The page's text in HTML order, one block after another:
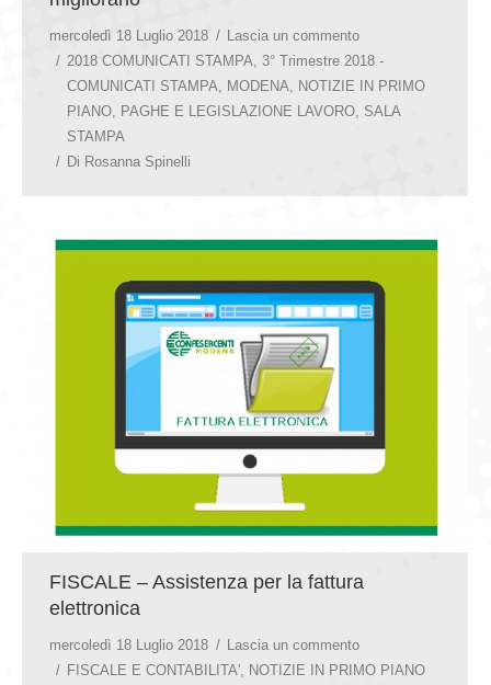
mercoledì 18 Luglio 2018
Lascia un commento
2018 COMUNICATI STAMPA
3° Trimestre 2018 -
COMUNICATI STAMPA
MODENA
NOTIZIE IN PRIMO
PIANO PAGHE E LEGISLAZIONE LAVORO SALA
STAMPA
Di Rosanna Spinelli
FISCALE – Assistenza per la fattura
elettronica
mercoledì 18 Luglio 2018
Lascia un commento
FISCALE E CONTABILITA', NOTIZIE IN PRIMO PIANO